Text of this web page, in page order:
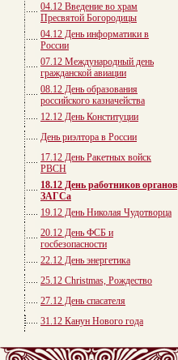
04.12 Введение во храм
Пресвятой Богородицы
04.12 День информатики в
России
07.12 Международный день
гражданской авиации
08.12 День образования
российского казначейства
12.12 День Конституции
День риэлтора в России
17.12 День Ракетных войск
РВСН
18.12 День работников органов
ЗАГСа
19.12 День Николая Чудотворца
20.12 День ФСБ и
госбезопасности
22.12 День энергетика
25.12 Christmas, Рождество
27.12 День спасателя
31.12 Канун Нового года